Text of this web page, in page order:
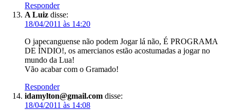
Responder
A Luiz disse:
18/04/2011 às 14:20
O japecanguense não podem Jogar lá não, É PROGRAMA
DE ÍNDIO!, os amercianos estão acostumadas a jogar no
mundo da Lua!
Vão acabar com o Gramado!
Responder
idamylton@gmail.com disse:
18/04/2011 às 14:08